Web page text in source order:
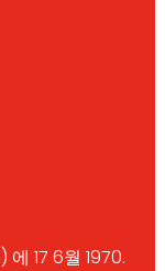
17 6월 1970.